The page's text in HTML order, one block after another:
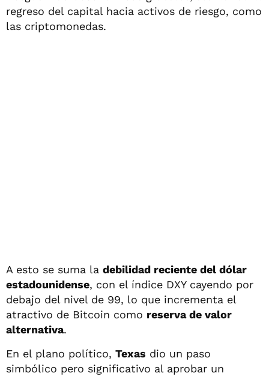
regreso del capital hacia activos de riesgo, como
las criptomonedas.
A esto se suma la debilidad reciente del dólar
estadounidense, con el índice DXY cayendo por
debajo del nivel de 99, lo que incrementa el
atractivo de Bitcoin como reserva de valor
alternativa.
En el plano político, Texas dio un paso
simbólico pero significativo al aprobar un